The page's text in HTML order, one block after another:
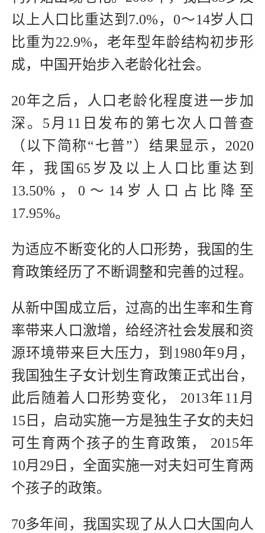
以上人口比重达到7.0%，0～14岁人口
比重为22.9%，老年型年龄结构初步形
成，中国开始步入老龄化社会。
20年之后，人口老龄化程度进一步加
深。5月11日发布的第七次人口普查
（以下简称“七普”）结果显示，2020
年，我国65岁及以上人口比重达到
13.50%，0～14岁人口占比降至
17.95%。
为适应不断变化的人口形势，我国的生
育政策经历了不断调整和完善的过程。
从新中国成立后，过高的出生率和生育
率带来人口激增，给经济社会发展和资
源环境带来巨大压力，到1980年9月，
我国独生子女计划生育政策正式出台，
此后随着人口形势变化， 2013年11月
15日，启动实施一方是独生子女的夫妇
可生育两个孩子的生育政策， 2015年
10月29日，全面实施一对夫妇可生育两
个孩子的政策。
70多年间，我国实现了从人口大国向人